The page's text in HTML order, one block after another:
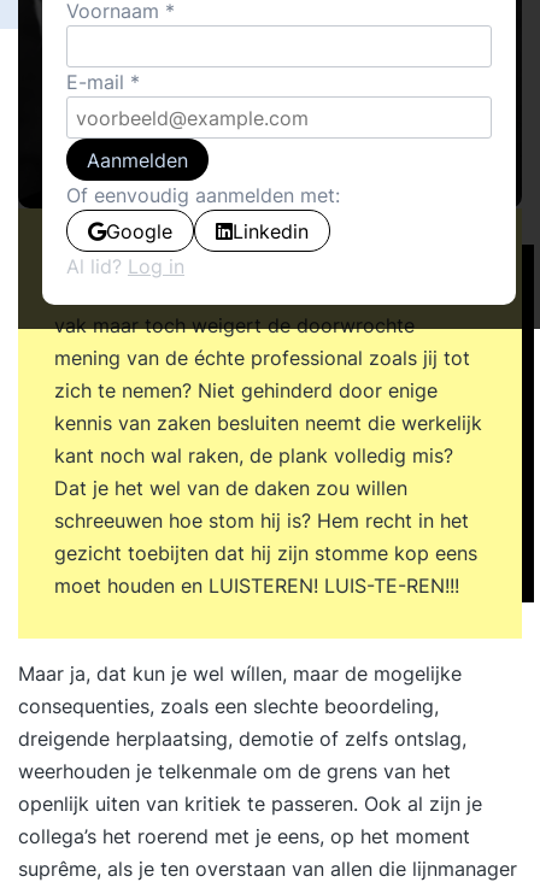
Ook wel eens het gevoel dat jouw lijnmanager
vak maar toch weigert de doorwrochte
mening van de échte professional zoals jij tot
zich te nemen? Niet gehinderd door enige
kennis van zaken besluiten neemt die werkelijk
kant noch wal raken, de plank volledig mis?
Dat je het wel van de daken zou willen
schreeuwen hoe stom hij is? Hem recht in het
gezicht toebijten dat hij zijn stomme kop eens
moet houden en LUISTEREN! LUIS-TE-REN!!!
Maar ja, dat kun je wel wíllen, maar de mogelijke
consequenties, zoals een slechte beoordeling,
dreigende herplaatsing, demotie of zelfs ontslag,
weerhouden je telkenmale om de grens van het
openlijk uiten van kritiek te passeren. Ook al zijn je
collega’s het roerend met je eens, op het moment
suprême, als je ten overstaan van allen die lijnmanager
Voornaam
E-mail
Aanmelden
Of eenvoudig aanmelden met:
Google
Linkedin
Al lid? Log in